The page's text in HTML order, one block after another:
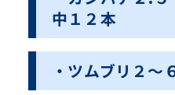
中１２本
・ツムブリ２